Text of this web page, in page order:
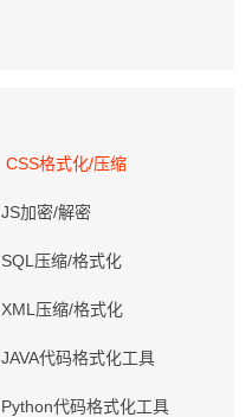
CSS格式化/压缩
JS加密/解密
SQL压缩/格式化
XML压缩/格式化
JAVA代码格式化工具
Python代码格式化工具